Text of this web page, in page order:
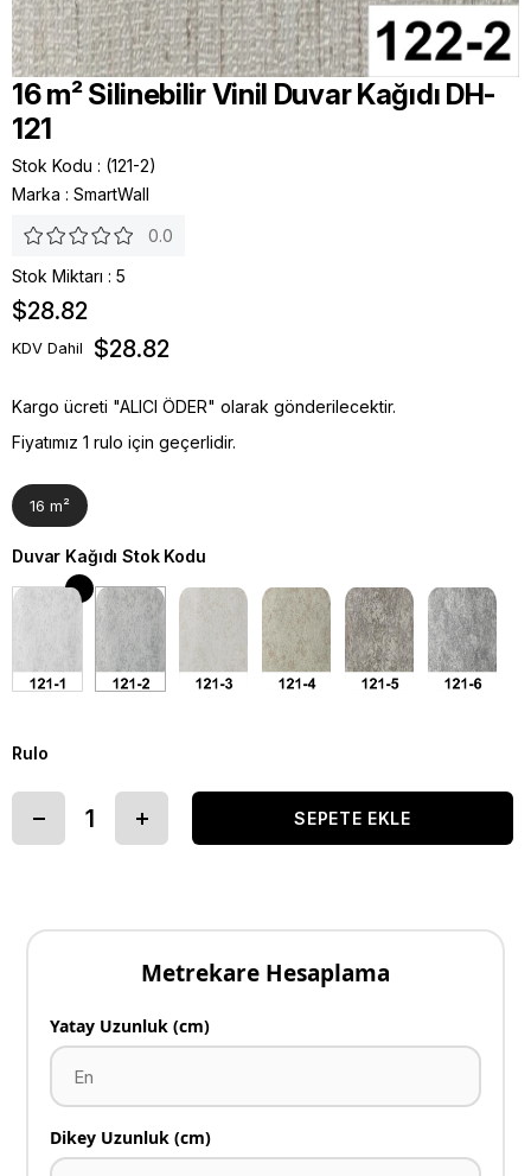
16 m² Silinebilir Vinil Duvar Kağıdı DH-
121
Stok Kodu
(121-2)
Marka : SmartWall
0.0
Stok Miktarı : 5
$28.82
KDV Dahil $28.82
Kargo ücreti "ALICI ÖDER" olarak gönderilecektir.
Fiyatımız 1 rulo için geçerlidir.
16 m²
Duvar Kağıdı Stok Kodu
Rulo
Metrekare Hesaplama
Yatay Uzunluk (cm)
Dikey Uzunluk (cm)